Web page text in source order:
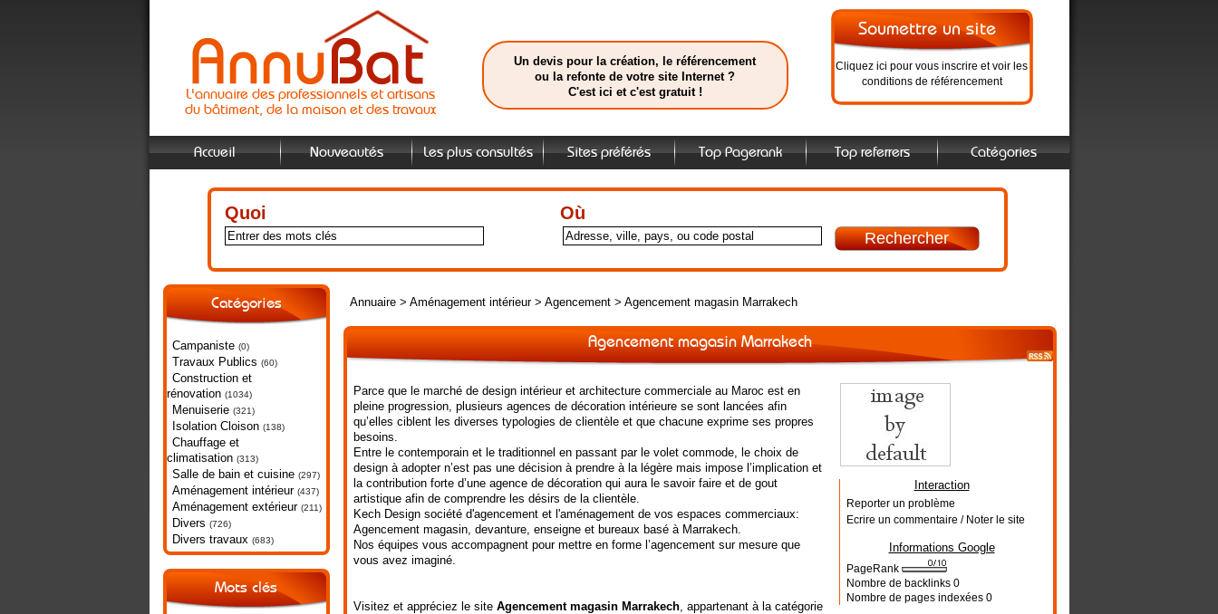
L'annuaire des professionnels et artisans
du bâtiment, de la maison et des travaux
Un devis pour la création, le référencement
ou la refonte de votre site Internet ?
C'est ici et c'est gratuit !
Cliquez ici pour vous inscrire et voir les
conditions de référencement
Accueil Nouveautés Les plus consultés Sites préférés Top Pagerank Top referrers Catégories
Quoi Où
Catégories
Campaniste (0)
Travaux Publics (60)
Construction et
rénovation (1034)
Menuiserie (321)
Isolation Cloison (138)
Chauffage et
climatisation (313)
Salle de bain et cuisine (297)
Aménagement intérieur (437)
Aménagement extérieur (211)
Divers (726)
Divers travaux (683)
Mots clés
Annuaire> Aménagement intérieur> Agencement> Agencement magasin Marrakech
Agencement magasin Marrakech
Parce que le marché de design intérieur et architecture commerciale au Maroc est en
pleine progression, plusieurs agences de décoration intérieure se sont lancées afin
qu’elles ciblent les diverses typologies de clientèle et que chacune exprime ses propres
besoins.
Entre le contemporain et le traditionnel en passant par le volet commode, le choix de
design à adopter n’est pas une décision à prendre à la légère mais impose l’implication et
la contribution forte d’une agence de décoration qui aura le savoir faire et de gout
artistique afin de comprendre les désirs de la clientèle.
Kech Design société d'agencement et l'aménagement de vos espaces commerciaux:
Agencement magasin, devanture, enseigne et bureaux basé à Marrakech.
Nos équipes vous accompagnent pour mettre en forme l’agencement sur mesure que
vous avez imaginé.
Visitez et appréciez le site Agencement magasin Marrakech, appartenant à la catégorie
Interaction
Reporter un problème
Ecrire un commentaire / Noter le site
Informations Google
PageRank
Nombre de backlinks 0
Nombre de pages indexées 0